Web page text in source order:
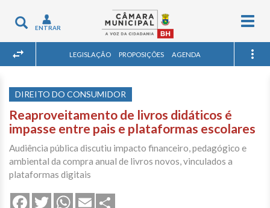
Toggle
navigation
ENTRAR
LEGISLAÇÃO PROPOSIÇÕES AGENDA
DIREITO DO CONSUMIDOR
Reaproveitamento de livros didáticos é
impasse entre pais e plataformas escolares
Audiência pública discutiu impacto financeiro, pedagógico e
ambiental da compra anual de livros novos, vinculados a
plataformas digitais
FacebookTwitterWhatsApp
Email